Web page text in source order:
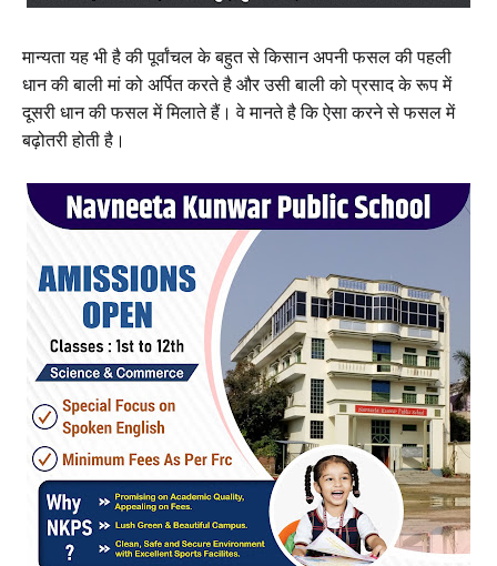
मान्यता यह भी है की पूर्वांचल के बहुत से किसान अपनी फसल की पहली
धान की बाली मां को अर्पित करते है और उसी बाली को प्रसाद के रूप में
दूसरी धान की फसल में मिलाते हैं। वे मानते है कि ऐसा करने से फसल में
बढ़ोतरी होती है।